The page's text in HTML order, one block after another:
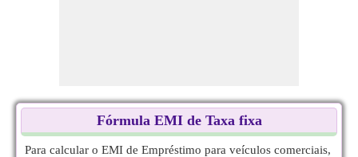
Fórmula EMI de Taxa fixa
Para calcular o EMI de Empréstimo para veículos comerciais,